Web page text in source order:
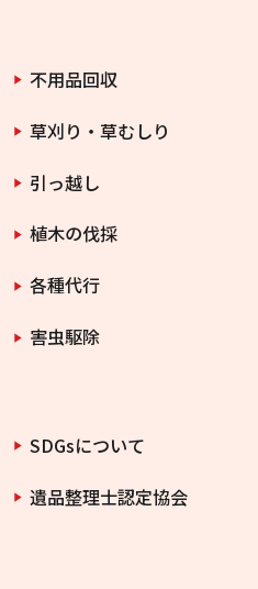
不用品回収
草刈り・草むしり
引っ越し
植木の伐採
各種代行
害虫駆除
SDGsについて
遺品整理士認定協会